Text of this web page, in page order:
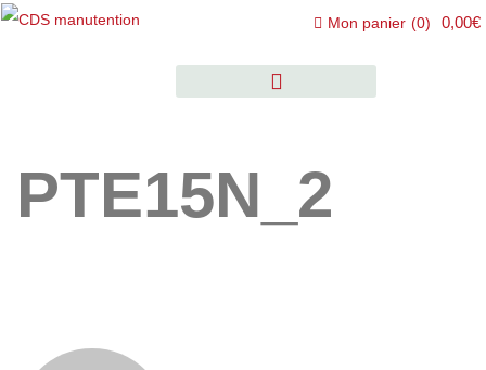
Mon panier (0) 0,00€
PTE15N_2